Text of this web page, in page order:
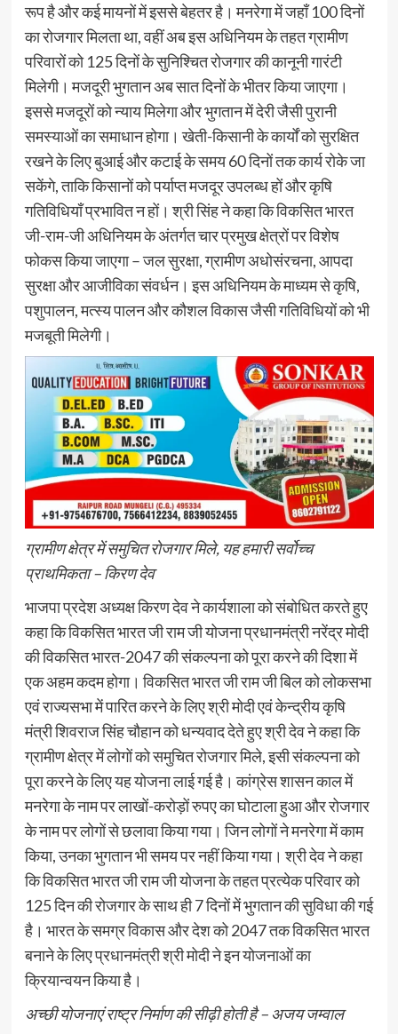
रूप है और कई मायनों में इससे बेहतर है। मनरेगा में जहाँ 100 दिनों
का रोजगार मिलता था, वहीं अब इस अधिनियम के तहत ग्रामीण
परिवारों को 125 दिनों के सुनिश्चित रोजगार की कानूनी गारंटी
मिलेगी। मजदूरी भुगतान अब सात दिनों के भीतर किया जाएगा।
इससे मजदूरों को न्याय मिलेगा और भुगतान में देरी जैसी पुरानी
समस्याओं का समाधान होगा। खेती-किसानी के कार्यों को सुरक्षित
रखने के लिए बुआई और कटाई के समय 60 दिनों तक कार्य रोके जा
सकेंगे, ताकि किसानों को पर्याप्त मजदूर उपलब्ध हों और कृषि
गतिविधियाँ प्रभावित न हों। श्री सिंह ने कहा कि विकसित भारत
जी-राम-जी अधिनियम के अंतर्गत चार प्रमुख क्षेत्रों पर विशेष
फोकस किया जाएगा – जल सुरक्षा, ग्रामीण अधोसंरचना, आपदा
सुरक्षा और आजीविका संवर्धन। इस अधिनियम के माध्यम से कृषि,
पशुपालन, मत्स्य पालन और कौशल विकास जैसी गतिविधियों को भी
मजबूती मिलेगी।
ग्रामीण क्षेत्र में समुचित रोजगार मिले, यह हमारी सर्वोच्च
प्राथमिकता – किरण देव
भाजपा प्रदेश अध्यक्ष किरण देव ने कार्यशाला को संबोधित करते हुए
कहा कि विकसित भारत जी राम जी योजना प्रधानमंत्री नरेंद्र मोदी
की विकसित भारत-2047 की संकल्पना को पूरा करने की दिशा में
एक अहम कदम होगा। विकसित भारत जी राम जी बिल को लोकसभा
एवं राज्यसभा में पारित करने के लिए श्री मोदी एवं केन्द्रीय कृषि
मंत्री शिवराज सिंह चौहान को धन्यवाद देते हुए श्री देव ने कहा कि
ग्रामीण क्षेत्र में लोगों को समुचित रोजगार मिले, इसी संकल्पना को
पूरा करने के लिए यह योजना लाई गई है। कांग्रेस शासन काल में
मनरेगा के नाम पर लाखों-करोड़ों रुपए का घोटाला हुआ और रोजगार
के नाम पर लोगों से छलावा किया गया। जिन लोगों ने मनरेगा में काम
किया, उनका भुगतान भी समय पर नहीं किया गया। श्री देव ने कहा
कि विकसित भारत जी राम जी योजना के तहत प्रत्येक परिवार को
125 दिन की रोजगार के साथ ही 7 दिनों में भुगतान की सुविधा की गई
है। भारत के समग्र विकास और देश को 2047 तक विकसित भारत
बनाने के लिए प्रधानमंत्री श्री मोदी ने इन योजनाओं का
क्रियान्वयन किया है।
अच्छी योजनाएं राष्ट्र निर्माण की सीढ़ी होती है – अजय जम्वाल